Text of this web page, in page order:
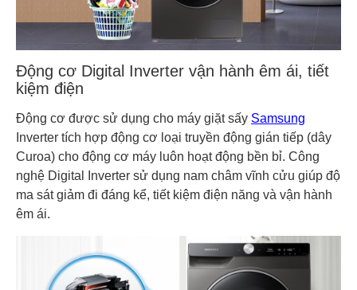
Động cơ Digital Inverter vận hành êm ái, tiết
kiệm điện
Động cơ được sử dụng cho máy giặt sấy Samsung
Inverter tích hợp động cơ loại truyền động gián tiếp (dây
Curoa) cho động cơ máy luôn hoạt động bền bỉ. Công
nghệ Digital Inverter sử dụng nam châm vĩnh cửu giúp độ
ma sát giảm đi đáng kể, tiết kiệm điện năng và vận hành
êm ái.